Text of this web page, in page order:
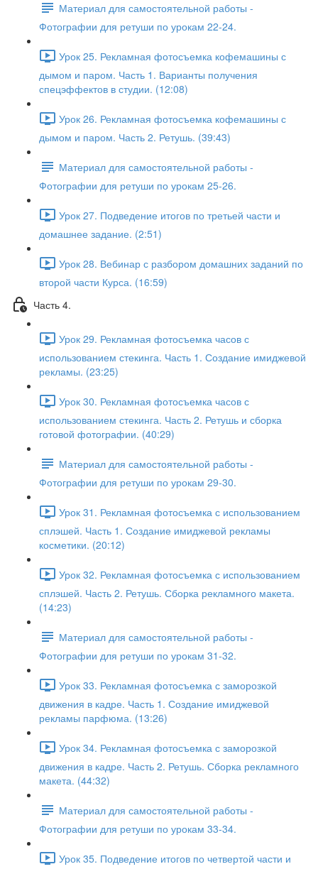
Материал для самостоятельной работы -
Фотографии для ретуши по урокам 22-24.
Урок 25. Рекламная фотосъемка кофемашины с
дымом и паром. Часть 1. Варианты получения
спецэффектов в студии. (12:08)
Урок 26. Рекламная фотосъемка кофемашины с
дымом и паром. Часть 2. Ретушь. (39:43)
Материал для самостоятельной работы -
Фотографии для ретуши по урокам 25-26.
Урок 27. Подведение итогов по третьей части и
домашнее задание. (2:51)
Урок 28. Вебинар с разбором домашних заданий по
второй части Курса. (16:59)
Часть 4.
Урок 29. Рекламная фотосъемка часов с
использованием стекинга. Часть 1. Создание имиджевой
рекламы. (23:25)
Урок 30. Рекламная фотосъемка часов с
использованием стекинга. Часть 2. Ретушь и сборка
готовой фотографии. (40:29)
Материал для самостоятельной работы -
Фотографии для ретуши по урокам 29-30.
Урок 31. Рекламная фотосъемка с использованием
сплэшей. Часть 1. Создание имиджевой рекламы
косметики. (20:12)
Урок 32. Рекламная фотосъемка с использованием
сплэшей. Часть 2. Ретушь. Сборка рекламного макета.
(14:23)
Материал для самостоятельной работы -
Фотографии для ретуши по урокам 31-32.
Урок 33. Рекламная фотосъемка с заморозкой
движения в кадре. Часть 1. Создание имиджевой
рекламы парфюма. (13:26)
Урок 34. Рекламная фотосъемка с заморозкой
движения в кадре. Часть 2. Ретушь. Сборка рекламного
макета. (44:32)
Материал для самостоятельной работы -
Фотографии для ретуши по урокам 33-34.
Урок 35. Подведение итогов по четвертой части и